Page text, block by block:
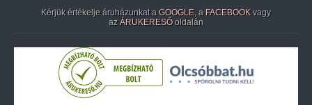
Kérjük értékelje áruházunkat a GOOGLE , a FACEBOOK vagy
az ÁRUKERESŐ oldalán